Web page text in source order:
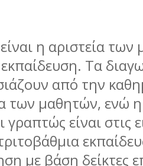
η αριστεία
Τα
από την
των µαθητών, ενώ
γραπτώς είναι στις
µε βάση δείκτες